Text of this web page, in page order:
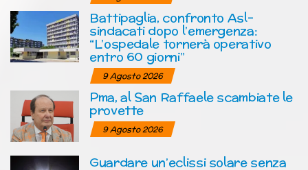
Battipaglia, confronto Asl-
sindacati dopo l’emergenza:
“L’ospedale tornerà operativo
entro 60 giorni”
9 Agosto 2026
Pma, al San Raffaele scambiate le
provette
9 Agosto 2026
Guardare un’eclissi solare senza